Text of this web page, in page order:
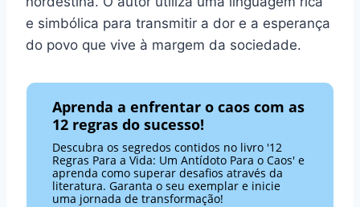
e simbólica para transmitir a dor e a esperança
do povo que vive à margem da sociedade.
Aprenda a enfrentar o caos com as
12 regras do sucesso!
Descubra os segredos contidos no livro '12
Regras Para a Vida: Um Antídoto Para o Caos' e
aprenda como superar desafios através da
literatura. Garanta o seu exemplar e inicie
uma jornada de transformação!